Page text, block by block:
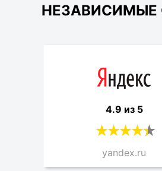
НЕЗАВИСИМЫЕ
4.9 из 5
yandex.ru